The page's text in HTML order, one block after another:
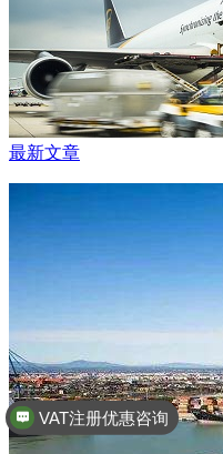
最新文章
VAT注册优惠咨询
全球商标专利注册